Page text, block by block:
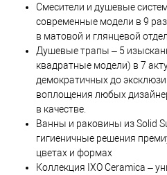
Смесители и душевые
современные модели в 9
в матовой и глянцевой
Душевые трапы – 5
квадратные модели) в 7
демократичных до
воплощения любых
в качестве.
Ванны и раковины из Solid
гигиеничные решения
цветах и формах
Коллекция IXO Ceramica –